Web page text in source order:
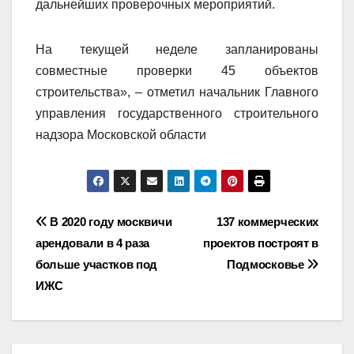
дальнейших проверочных мероприятий.
На текущей неделе запланированы
совместные проверки 45 объектов
строительства», – отметил начальник Главного
управления государственного строительного
надзора Московской области
Навигация
по
записям
137 коммерческих
проектов построят в
Подмосковье
В 2020 году москвичи
арендовали в 4 раза
больше участков под
ИЖС